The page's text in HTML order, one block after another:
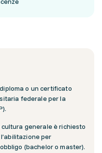
o un certificato
federale per la
generale è richiesto
per
(bachelor o master).